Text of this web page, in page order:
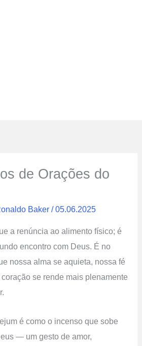
de Orações do
Baker/05.06.2025
a renúncia ao alimento físico; é
encontro com Deus. É no
nossa alma se aquieta, nossa fé
se rende mais plenamente
é como o incenso que sobe
— um gesto de amor,